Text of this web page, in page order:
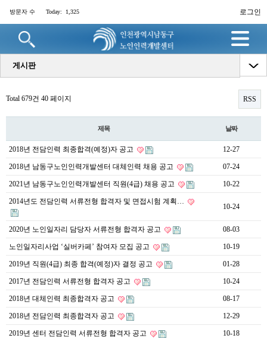
로그인
방문자 수 Today: 1,325
게시판
Total 679건 40 페이지 RSS
제목 날짜
2018년 전담인력 최종합격(예정)자 공고 12-27
2018년 남동구노인인력개발센터 대체인력 채용 공고 07-24
2021년 남동구노인인력개발센터 직원(4급) 채용 공고 10-22
2014년도 전담인력 서류전형 합격자 및 면접시험 계획…
10-24
2020년 노인일자리 담당자 서류전형 합격자 공고 08-03
노인일자리사업 ‘실버카페’ 참여자 모집 공고 10-19
2019년 직원(4급) 최종 합격(예정)자 결정 공고 01-28
2017년 전담인력 서류전형 합격자 공고 10-24
2018년 대체인력 최종합격자 공고 08-17
2018년 전담인력 최종합격자 공고 12-29
2019년 센터 전담인력 서류전형 합격자 공고 10-18